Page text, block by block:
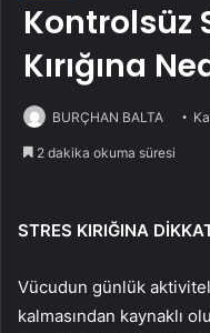
Kontrolsüz
Kırığına
BURÇHAN BALTA
2 dakika okuma süresi
STRES KIRIĞINA
Vücudun günlük
kalmasından kaynaklı